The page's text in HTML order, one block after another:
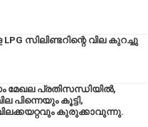
സിലിണ്ടറിന്റെ വില കുറച്ചു
മേഖല പ്രതിസന്ധിയിൽ,
പിന്നെയും കൂട്ടി,
കുരുക്കാവുന്നു.